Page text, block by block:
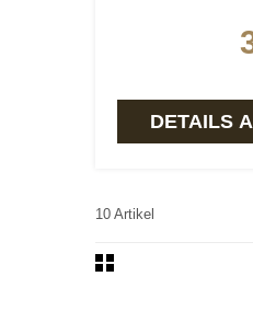
DETAILS
10 Artikel